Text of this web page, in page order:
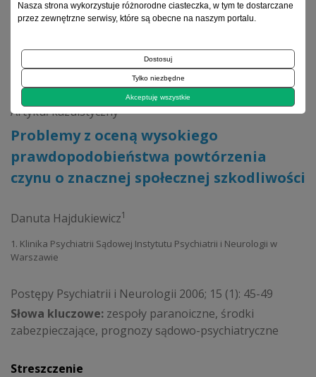
Archiwum 1992–2014
2006, tom 15, zeszyt 1
Artykuł kazuistyczny
Problemy z oceną wysokiego
prawdopodobieństwa powtórzenia
czynu o znacznej społecznej szkodliwości
Danuta Hajdukiewicz1
1. Klinika Psychiatrii Sądowej Instytutu Psychiatrii i Neurologii w
Warszawie
Postępy Psychiatrii i Neurologii 2006; 15 (1): 45-49
Słowa kluczowe: zespoły paranoiczne, środki
zabezpieczające, prognozy sądowo-psychiatryczne
Streszczenie
Nasza strona wykorzystuje różnorodne ciasteczka, w tym te dostarczane
przez zewnętrzne serwisy, które są obecne na naszym portalu.
Dostosuj
Tylko niezbędne
Akceptuję wszystkie